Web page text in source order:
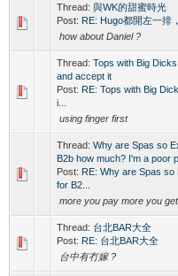
Thread: 與WK的甜蜜時光
Post: RE: Hugo都開左一排
how about Daniel ?
Thread: Tops with Big
and accept it
Post: RE: Tops with Big
i...
using finger first
Thread: Why are Spas so
B2b how much? I'm a poor
Post: RE: Why are Spas
for B2...
more you pay more you get
Thread: 台北BAR大全
Post: RE: 台北BAR大全
台中有冇嫁 ?